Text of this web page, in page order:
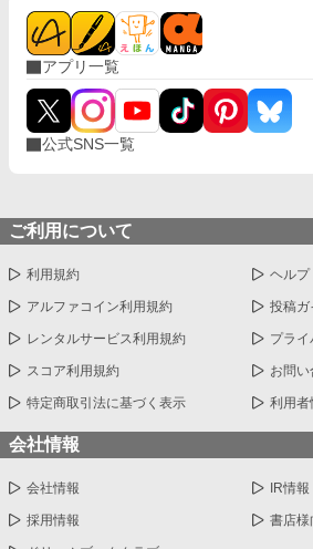
アプリ一覧
公式SNS一覧
ご利用について
利用規約 ヘルプ
アルファコイン利用規約 投稿ガ
レンタルサービス利用規約 プラ
スコア利用規約 お問
特定商取引法に基づく表示 利用者
会社情報
会社情報 IR情報
採用情報 書店様